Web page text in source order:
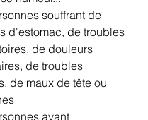
souffrant de
d'estomac, de troubles
de douleurs
de troubles
de maux de tête ou
ayant